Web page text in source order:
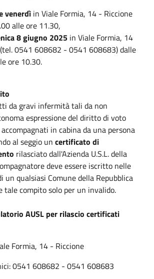
venerdì in Viale Formia, 14 - Riccione
alle ore 11.30,
8 giugno 2025 in Viale Formia, 14
0541 608682 - 0541 608683) dalle
ore 10.30.
da gravi infermità tali da non
espressione del diritto di voto
in cabina da una persona
al seggio un certificato di
rilasciato dall'Azienda U.S.L. della
deve essere iscritto nelle
qualsiasi Comune della Repubblica
tale compito solo per un invalido.
AUSL per rilascio certificati
Formia, 14 - Riccione
0541 608682 - 0541 608683